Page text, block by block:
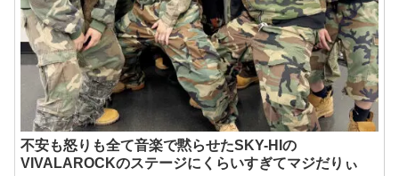
不安も怒りも全て音楽で黙らせたSKY-HIの
VIVALAROCKのステージにくらいすぎてマジだりぃ